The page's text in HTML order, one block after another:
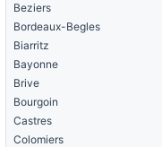
Beziers
Bordeaux-Begles
Biarritz
Bayonne
Brive
Bourgoin
Castres
Colomiers